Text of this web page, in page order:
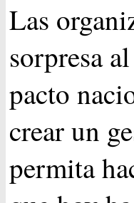
Las
sorpresa
pacto
crear un
permita